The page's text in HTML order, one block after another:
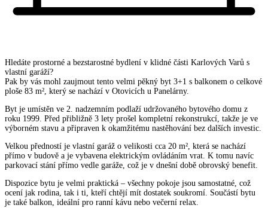
Hledáte prostorné a bezstarostné bydlení v klidné části Karlových Varů s
vlastní garáží?
Pak by vás mohl zaujmout tento velmi pěkný byt 3+1 s balkonem o celkové
ploše 83 m², který se nachází v Otovicích u Panelárny.
Byt je umístěn ve 2. nadzemním podlaží udržovaného bytového domu z
roku 1999. Před přibližně 3 lety prošel kompletní rekonstrukcí, takže je ve
výborném stavu a připraven k okamžitému nastěhování bez dalších investic.
Velkou předností je vlastní garáž o velikosti cca 20 m², která se nachází
přímo v budově a je vybavena elektrickým ovládáním vrat. K tomu navíc
parkovací stání přímo vedle garáže, což je v dnešní době obrovský benefit.
Dispozice bytu je velmi praktická – všechny pokoje jsou samostatné, což
ocení jak rodina, tak i ti, kteří chtějí mít dostatek soukromí. Součástí bytu
je také balkon, ideální pro ranní kávu nebo večerní relax.